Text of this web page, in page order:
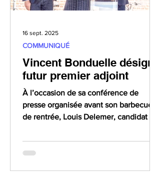
Vincent Bonduelle désigné
futur premier adjoint
À l’occasion de sa conférence de
presse organisée avant son barbecue
de rentrée, Louis Delemer, candidat à la
annoncé officiellement qu’il proposera
au conseil municipal le choix de
COMMUNIQUÉ
16 sept. 2025